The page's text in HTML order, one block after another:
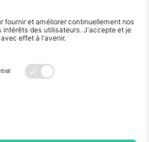
peut changer en
les mentions